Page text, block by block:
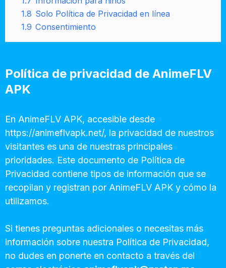
1.8 Solo Política de Privacidad en línea
1.9 Consentimiento
Política de privacidad de AnimeFLV
APK
En AnimeFLV APK, accesible desde
https://animeflvapk.net/, la privacidad de nuestros
visitantes es una de nuestras principales
prioridades. Este documento de Política de
Privacidad contiene tipos de información que se
recopilan y registran por AnimeFLV APK y cómo la
utilizamos.
Si tienes preguntas adicionales o necesitas más
información sobre nuestra Política de Privacidad,
no dudes en ponerte en contacto a través del